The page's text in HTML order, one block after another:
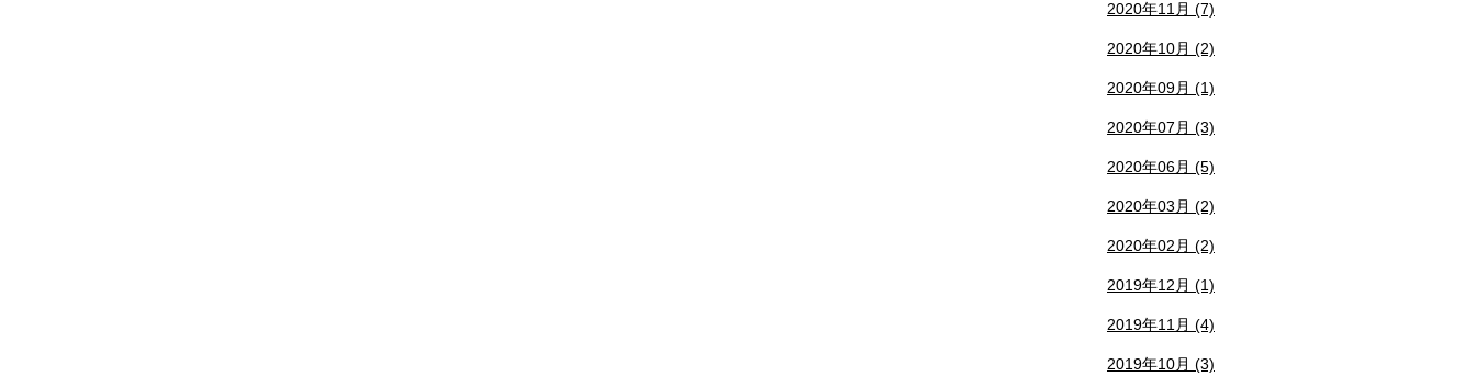
2020年11月 (7)
2020年10月 (2)
2020年09月 (1)
2020年07月 (3)
2020年06月 (5)
2020年03月 (2)
2020年02月 (2)
2019年12月 (1)
2019年11月 (4)
2019年10月 (3)